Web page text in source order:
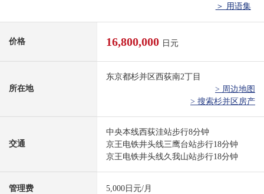
＞ 用语集
价格 16,800,000 日元
所在地
东京都杉并区西荻南2丁目
> 周边地图
> 搜索杉并区房产
交通
中央本线西荻洼站步行8分钟
京王电铁井头线三鹰台站步行18分钟
京王电铁井头线久我山站步行18分钟
管理费 5,000日元/月